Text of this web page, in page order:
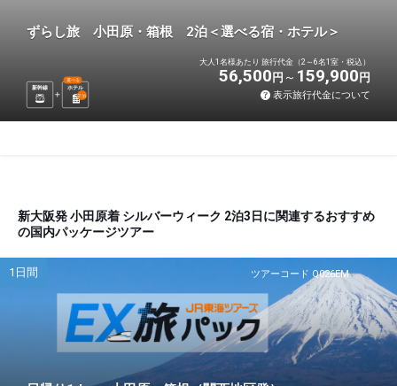
ずらし旅 小田原・箱根 2泊＜選べる宿・ホテル＞
新幹線 ホテル
選べる
2泊
大人1名様あたり 旅行代金（2～6名1室・税込）
56,500 円 159,900 円
表示旅行代金について
新大阪発 小田原着 シルバーウィーク 2泊3日に関連するおすすめ
の国内パッケージツアー
ツアーコード Q026EM
1日間